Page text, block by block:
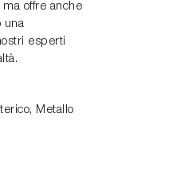
offre anche
una
esperti
Metallo